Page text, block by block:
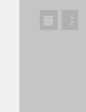
A
Z